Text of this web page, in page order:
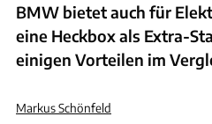
BMW bietet auch für
eine Heckbox als Extra-
einigen Vorteilen im
Markus Schönfeld